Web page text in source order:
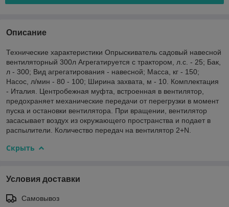
Описание
Технические характеристики Опрыскиватель садовый навесной
вентиляторный 300л Агрегатируется с трактором, л.с. - 25; Бак,
л - 300; Вид агрегатирования - навесной; Масса, кг - 150;
Насос, л/мин - 80 - 100; Ширина захвата, м - 10. Комплектация
- Италия. Центробежная муфта, встроенная в вентилятор,
предохраняет механические передачи от перегрузки в момент
пуска и остановки вентилятора. При вращении, вентилятор
засасывает воздух из окружающего пространства и подает в
распылители. Количество передач на вентилятор 2+N.
Скрыть
Условия доставки
Самовывоз